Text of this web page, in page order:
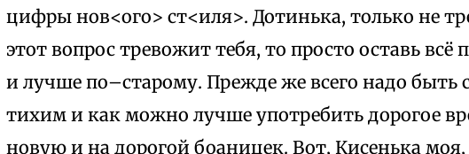
цифры нов<ого> ст<иля>. Дотинька, только не
этот вопрос тревожит тебя, то просто оставь
и лучше по–старому. Прежде же всего надо
тихим и как можно лучше употребить дорогое
новую и на дорогой боаницек. Вот, Кисенька моя,